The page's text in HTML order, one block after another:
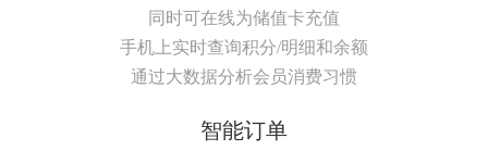
同时可在线为储值卡充值
手机上实时查询积分/明细和余额
通过大数据分析会员消费习惯
智能订单